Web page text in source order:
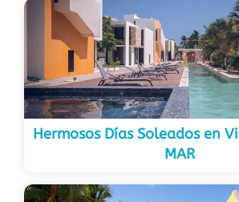
Hermosos Días Soleados en
MAR